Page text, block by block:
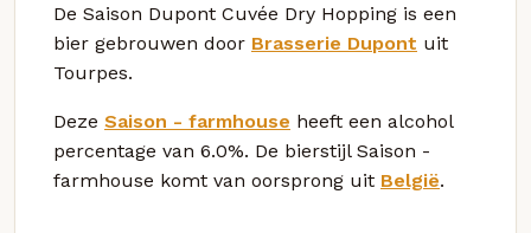
De Saison Dupont Cuvée Dry Hopping is een
bier gebrouwen door Brasserie Dupont uit
Tourpes.
Deze Saison - farmhouse heeft een alcohol
percentage van 6.0%. De bierstijl Saison -
farmhouse komt van oorsprong uit België.